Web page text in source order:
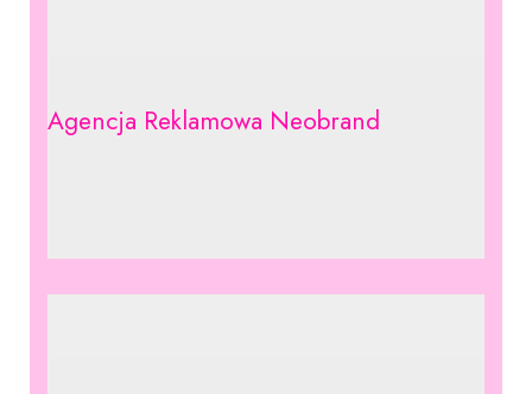
Agencja Reklamowa Neobrand